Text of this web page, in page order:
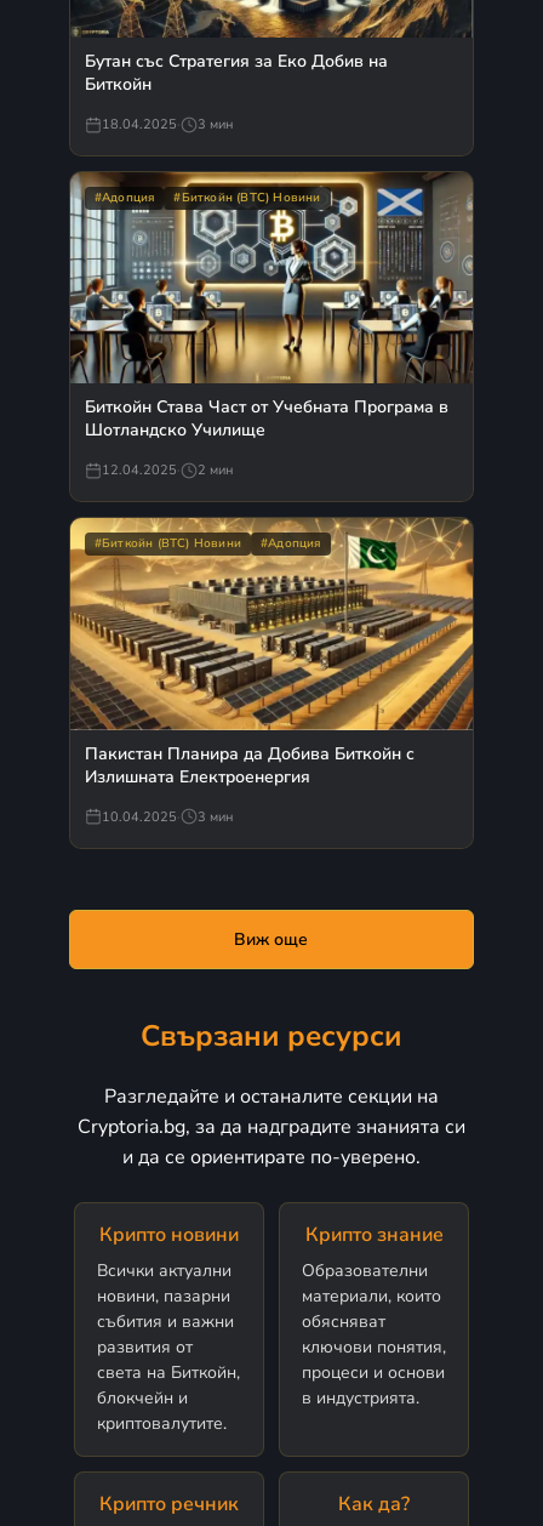
Бутан със Стратегия за Еко Добив на
Биткойн
18.04.2025· 3 мин
#Адопция #Биткойн (BTC) Новини
Биткойн Става Част от Учебната Програма в
Шотландско Училище
12.04.2025· 2 мин
#Биткойн (BTC) Новини #Адопция
Пакистан Планира да Добива Биткойн с
Излишната Електроенергия
10.04.2025· 3 мин
Виж още
Свързани ресурси
Разгледайте и останалите секции на
Cryptoria.bg, за да надградите знанията си
и да се ориентирате по-уверено.
Крипто новини
Всички актуални
новини, пазарни
събития и важни
развития от
света на Биткойн,
блокчейн и
криптовалутите.
Крипто знание
Образователни
материали, които
обясняват
ключови понятия,
процеси и основи
в индустрията.
Крипто речник Как да?